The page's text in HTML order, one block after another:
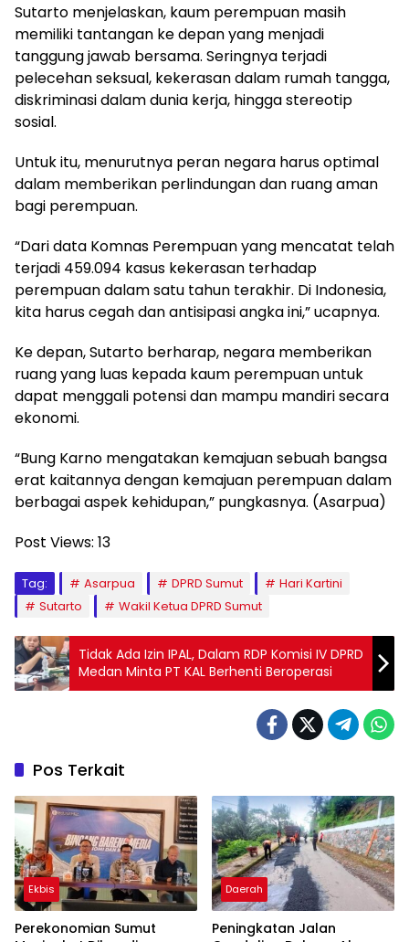
Sutarto menjelaskan, kaum perempuan masih
memiliki tantangan ke depan yang menjadi
tanggung jawab bersama. Seringnya terjadi
pelecehan seksual, kekerasan dalam rumah tangga,
diskriminasi dalam dunia kerja, hingga stereotip
sosial.
Untuk itu, menurutnya peran negara harus optimal
dalam memberikan perlindungan dan ruang aman
bagi perempuan.
“Dari data Komnas Perempuan yang mencatat telah
terjadi 459.094 kasus kekerasan terhadap
perempuan dalam satu tahun terakhir. Di Indonesia,
kita harus cegah dan antisipasi angka ini,” ucapnya.
Ke depan, Sutarto berharap, negara memberikan
ruang yang luas kepada kaum perempuan untuk
dapat menggali potensi dan mampu mandiri secara
ekonomi.
“Bung Karno mengatakan kemajuan sebuah bangsa
erat kaitannya dengan kemajuan perempuan dalam
berbagai aspek kehidupan,” pungkasnya. (Asarpua)
Post Views: 13
Tag: Asarpua DPRD Sumut
Hari Kartini
Sutarto
Wakil Ketua DPRD Sumut
Tidak Ada Izin IPAL, Dalam RDP Komisi IV DPRD
Medan Minta PT KAL Berhenti Beroperasi
Pos Terkait
Ekbis
Perekonomian Sumut
Daerah
Peningkatan Jalan